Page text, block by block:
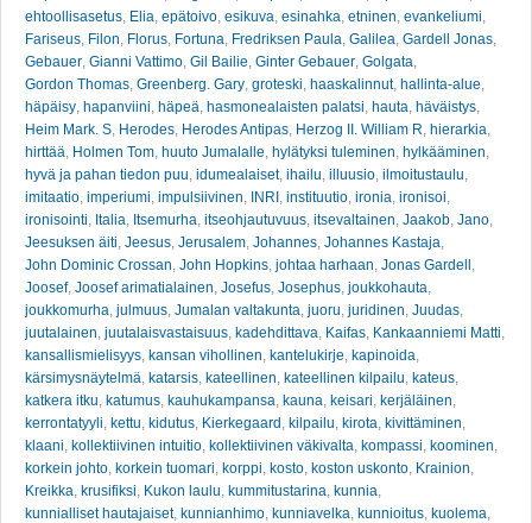
ehtoollisasetus, Elia, epätoivo, esikuva, esinahka, etninen, evankeliumi,
Fariseus, Filon, Florus, Fortuna, Fredriksen Paula, Galilea, Gardell Jonas,
Gebauer, Gianni Vattimo, Gil Bailie, Ginter Gebauer, Golgata,
Gordon Thomas, Greenberg. Gary, groteski, haaskalinnut, hallinta-alue,
häpäisy, hapanviini, häpeä, hasmonealaisten palatsi, hauta, häväistys,
Heim Mark. S, Herodes, Herodes Antipas, Herzog II. William R, hierarkia,
hirttää, Holmen Tom, huuto Jumalalle, hylätyksi tuleminen, hylkääminen,
hyvä ja pahan tiedon puu, idumealaiset, ihailu, illuusio, ilmoitustaulu,
imitaatio, imperiumi, impulsiivinen, INRI , instituutio, ironia, ironisoi,
ironisointi, Italia, Itsemurha, itseohjautuvuus, itsevaltainen, Jaakob, Jano,
Jeesuksen äiti, Jeesus, Jerusalem, Johannes, Johannes Kastaja,
John Dominic Crossan, John Hopkins, johtaa harhaan, Jonas Gardell ,
Joosef, Joosef arimatialainen, Josefus, Josephus, joukkohauta,
joukkomurha, julmuus, Jumalan valtakunta, juoru, juridinen, Juudas,
juutalainen, juutalaisvastaisuus, kadehdittava, Kaifas, Kankaanniemi Matti,
kansallismielisyys, kansan vihollinen, kantelukirje, kapinoida,
kärsimysnäytelmä, katarsis, kateellinen, kateellinen kilpailu, kateus,
katkera itku, katumus, kauhukampansa, kauna, keisari, kerjäläinen,
kerrontatyyli, kettu, kidutus, Kierkegaard , kilpailu, kirota, kivittäminen,
klaani, kollektiivinen intuitio, kollektiivinen väkivalta, kompassi, koominen,
korkein johto, korkein tuomari, korppi, kosto, koston uskonto, Krainion,
Kreikka, krusifiksi, Kukon laulu, kummitustarina, kunnia,
kunnialliset hautajaiset, kunnianhimo, kunniavelka, kunnioitus, kuolema,